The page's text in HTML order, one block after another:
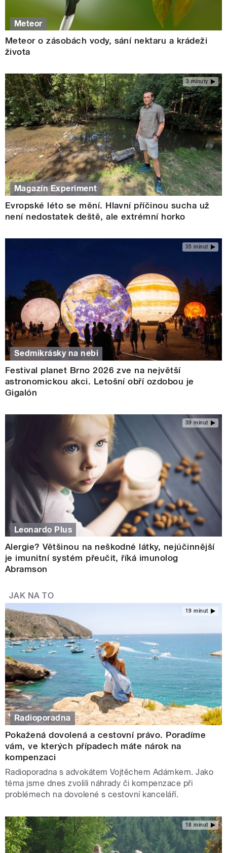
Meteor
Meteor o zásobách vody, sání nektaru a krádeži
života
3 minuty
Magazín Experiment
Evropské léto se mění. Hlavní příčinou sucha už
není nedostatek deště, ale extrémní horko
35 minut
Sedmikrásky na nebi
Festival planet Brno 2026 zve na největší
astronomickou akci. Letošní obří ozdobou je
Gigalón
39 minut
Leonardo Plus
Alergie? Většinou na neškodné látky, nejúčinnější
je imunitní systém přeučit, říká imunolog
Abramson
JAK NA TO
19 minut
Radioporadna
Pokažená dovolená a cestovní právo. Poradíme
vám, ve kterých případech máte nárok na
kompenzaci
Radioporadna s advokátem Vojtěchem Adámkem. Jako
téma jsme dnes zvolili náhrady či kompenzace při
problémech na dovolené s cestovní kanceláří.
18 minut